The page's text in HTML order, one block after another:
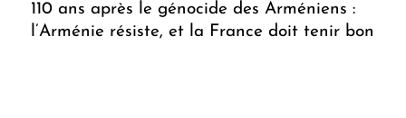
110 ans après le génocide des Arméniens :
l’Arménie résiste, et la France doit tenir bon